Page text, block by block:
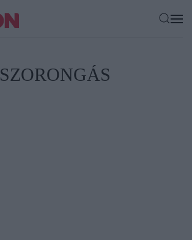
SZORONGÁS